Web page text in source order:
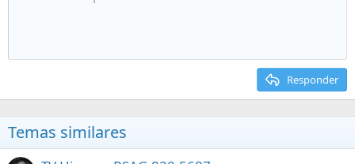
Responder
Temas similares